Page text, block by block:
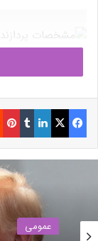
فیسبوک ایکس لینکداین تامبلر
عمومی